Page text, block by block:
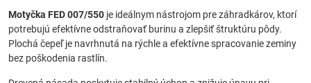
Motyčka FED 007/550 je ideálnym nástrojom pre záhradkárov, ktorí
potrebujú efektívne odstraňovať burinu a zlepšiť štruktúru pôdy.
Plochá čepeľ je navrhnutá na rýchle a efektívne spracovanie zeminy
bez poškodenia rastlín.